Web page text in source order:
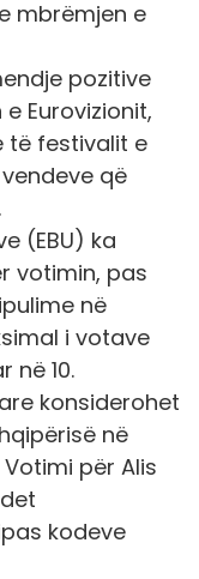
mbrëmjen e
pozitive
Eurovizionit,
të festivalit e
që
(EBU) ka
votimin, pas
në
i votave
në 10.
konsiderohet
në
për Alis
kodeve